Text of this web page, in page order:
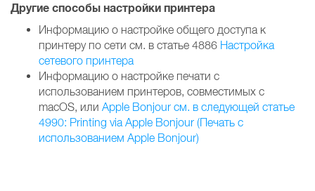
Другие способы настройки принтера
Информацию о настройке общего доступа к
принтеру по сети см. в статье 4886 Настройка
сетевого принтера
Информацию о настройке печати с
использованием принтеров, совместимых с
macOS, или Apple Bonjour см. в следующей статье
4990: Printing via Apple Bonjour (Печать с
использованием Apple Bonjour)